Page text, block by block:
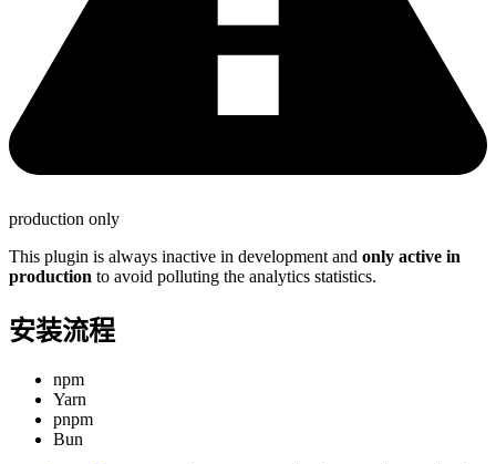
production only
This plugin is always inactive in development and only active in
production to avoid polluting the analytics statistics.
安装流程
npm
Yarn
pnpm
Bun